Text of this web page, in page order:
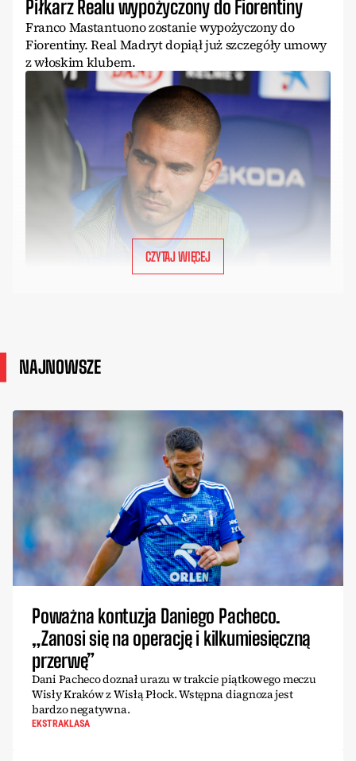
Piłkarz Realu wypożyczony do Fiorentiny
Franco Mastantuono zostanie wypożyczony do
Fiorentiny. Real Madryt dopiął już szczegóły umowy
z włoskim klubem.
CZYTAJ WIĘCEJ
NAJNOWSZE
Poważna kontuzja Daniego Pacheco.
„Zanosi się na operację i kilkumiesięczną
przerwę”
Dani Pacheco doznał urazu w trakcie piątkowego meczu
Wisły Kraków z Wisłą Płock. Wstępna diagnoza jest
bardzo negatywna.
EKSTRAKLASA